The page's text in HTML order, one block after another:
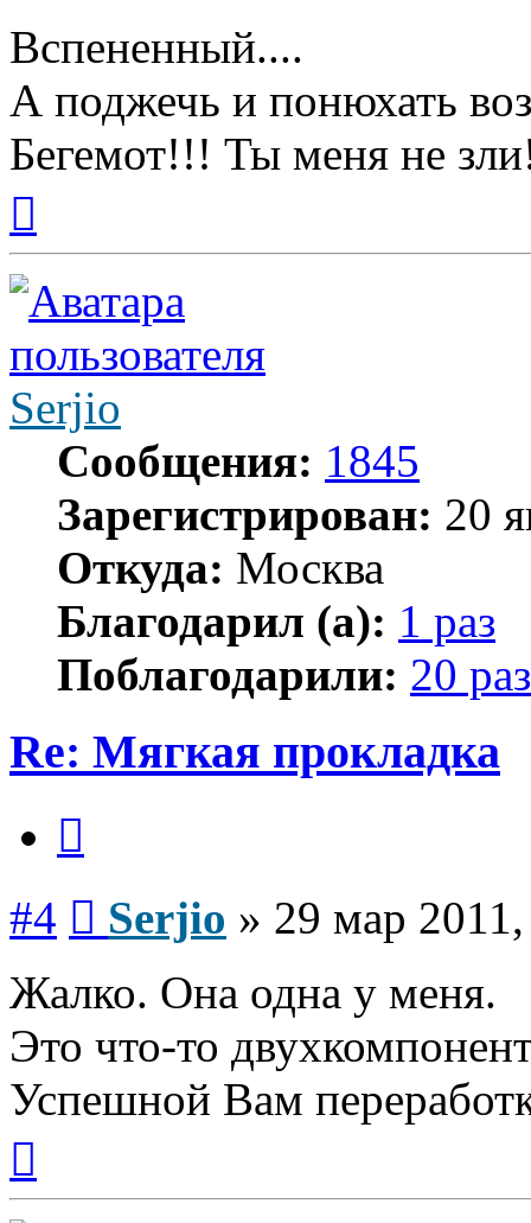
Вспененный....
А поджечь и понюхать
Бегемот!!! Ты меня не
началу
Serjio
Сообщения: 1845
Зарегистрирован: 20
Откуда: Москва
Благодарил (а): 1 раз
Поблагодарили: 20 раз
Re: Мягкая прокладка
#4 Serjio » 29 мар
Жалко. Она одна у меня.
Это что-то
Успешной Вам
началу